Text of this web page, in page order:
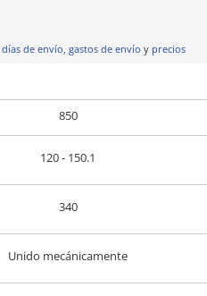
días de envío, gastos de envío y precios
850
120 - 150.1
340
Unido mecánicamente